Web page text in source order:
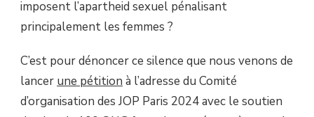
imposent l’apartheid sexuel pénalisant
principalement les femmes ?
C’est pour dénoncer ce silence que nous venons de
lancer une pétition à l’adresse du Comité
d’organisation des JOP Paris 2024 avec le soutien